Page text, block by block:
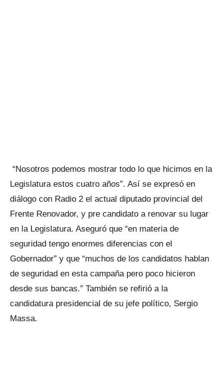
“Nosotros podemos mostrar todo lo que hicimos en la
Legislatura estos cuatro años”. Así se expresó en
diálogo con Radio 2 el actual diputado provincial del
Frente Renovador, y pre candidato a renovar su lugar
en la Legislatura. Aseguró que “en materia de
seguridad tengo enormes diferencias con el
Gobernador” y que “muchos de los candidatos hablan
de seguridad en esta campaña pero poco hicieron
desde sus bancas.” También se refirió a la
candidatura presidencial de su jefe político, Sergio
Massa.